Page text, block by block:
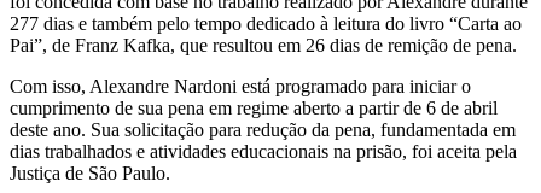
277 dias e também pelo tempo dedicado à leitura do livro “Carta ao
Pai”, de Franz Kafka, que resultou em 26 dias de remição de pena.
Com isso, Alexandre Nardoni está programado para iniciar o
cumprimento de sua pena em regime aberto a partir de 6 de abril
deste ano. Sua solicitação para redução da pena, fundamentada em
dias trabalhados e atividades educacionais na prisão, foi aceita pela
Justiça de São Paulo.